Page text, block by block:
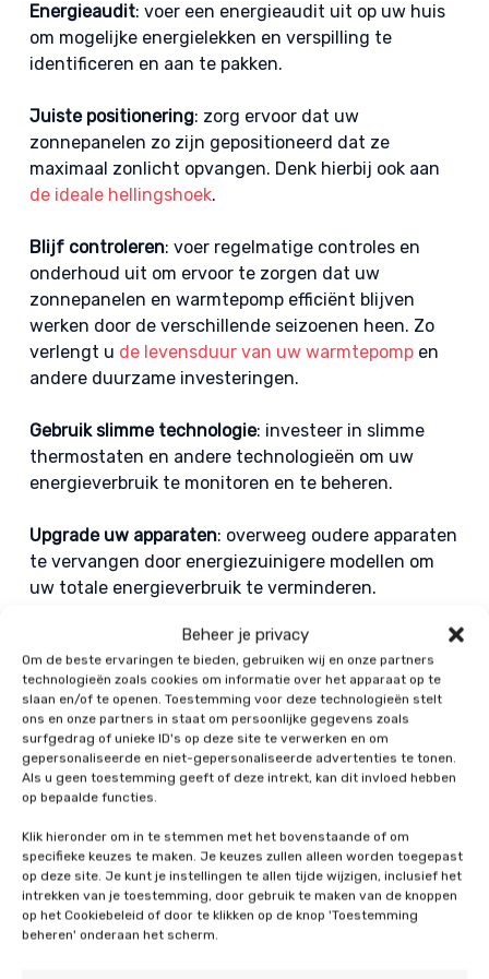
Beheer je privacy
Om de beste ervaringen te bieden, gebruiken wij en onze partners
technologieën zoals cookies om informatie over het apparaat op te
slaan en/of te openen. Toestemming voor deze technologieën stelt
ons en onze partners in staat om persoonlijke gegevens zoals
surfgedrag of unieke ID's op deze site te verwerken en om
gepersonaliseerde en niet-gepersonaliseerde advertenties te tonen.
Als u geen toestemming geeft of deze intrekt, kan dit invloed hebben
op bepaalde functies.
Klik hieronder om in te stemmen met het bovenstaande of om
specifieke keuzes te maken. Je keuzes zullen alleen worden toegepast
op deze site. Je kunt je instellingen te allen tijde wijzigen, inclusief het
intrekken van je toestemming, door gebruik te maken van de knoppen
op het Cookiebeleid of door te klikken op de knop 'Toestemming
beheren' onderaan het scherm.
Energieaudit: voer een energieaudit uit op uw huis
om mogelijke energielekken en verspilling te
identificeren en aan te pakken.
Juiste positionering: zorg ervoor dat uw
zonnepanelen zo zijn gepositioneerd dat ze
maximaal zonlicht opvangen. Denk hierbij ook aan
de ideale hellingshoek.
Blijf controleren: voer regelmatige controles en
onderhoud uit om ervoor te zorgen dat uw
zonnepanelen en warmtepomp efficiënt blijven
werken door de verschillende seizoenen heen. Zo
verlengt u de levensduur van uw warmtepompen
andere duurzame investeringen.
Gebruik slimme technologie: investeer in slimme
thermostaten en andere technologieën om uw
energieverbruik te monitoren en te beheren.
Upgrade uw apparaten: overweeg oudere apparaten
te vervangen door energiezuinigere modellen om
uw totale energieverbruik te verminderen.
: u kunt de zonnepanelen koppelen aan
een thuisbatterij. Hierdoor kan de thuisbatterij de
elektriciteit opslaan voor later gebruik.
De financiële overwegingen
Vergeet niet dat naast de
aspecten ook een belangrijke rol spelen. Subsidies,
belastingvoordelen en mogelijke financieringsopties
kunnen uw overgang naar een groenere levensstijl
gemakkelijker maken. Onderzoek de beschikbare